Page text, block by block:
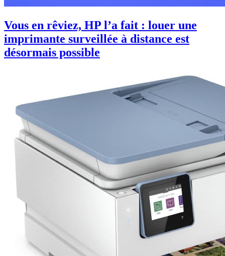
Vous en rêviez, HP l’a fait : louer une
imprimante surveillée à distance est
désormais possible